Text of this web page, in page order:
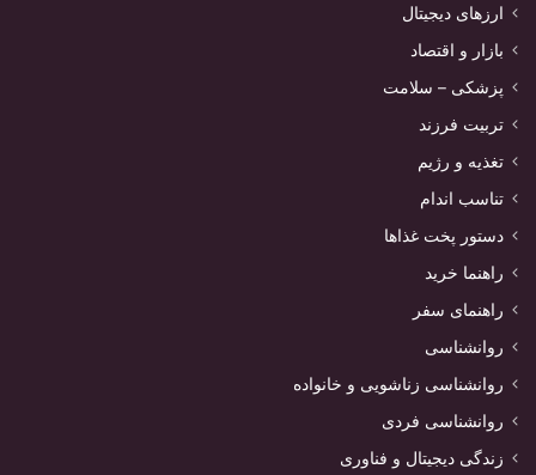
ارزهای دیجیتال
بازار و اقتصاد
پزشکی – سلامت
تربیت فرزند
تغذیه و رژیم
تناسب اندام
دستور پخت غذاها
راهنما خرید
راهنمای سفر
روانشناسی
روانشناسی زناشویی و خانواده
روانشناسی فردی
زندگی دیجیتال و فناوری